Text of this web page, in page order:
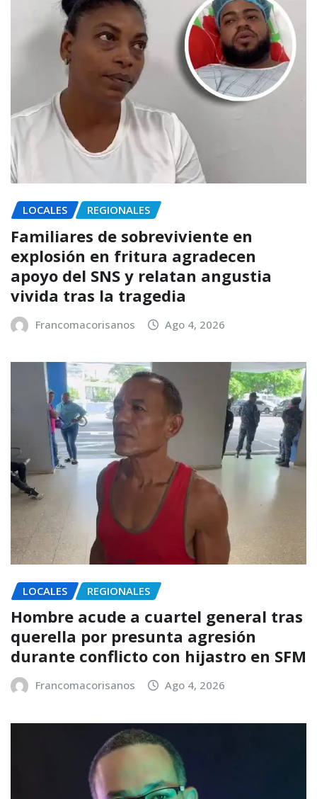
LOCALES REGIONALES
Familiares de sobreviviente en
explosión en fritura agradecen
apoyo del SNS y relatan angustia
vivida tras la tragedia
Francomacorisanos Ago 4, 2026
LOCALES REGIONALES
Hombre acude a cuartel general tras
querella por presunta agresión
durante conflicto con hijastro en SFM
Francomacorisanos Ago 4, 2026